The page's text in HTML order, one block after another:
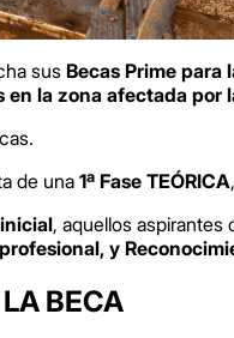
susBecas Prime para
la zona afectada por
de una 1ª Fase TEÓRICA
, aquellos aspirantes
y
BECA